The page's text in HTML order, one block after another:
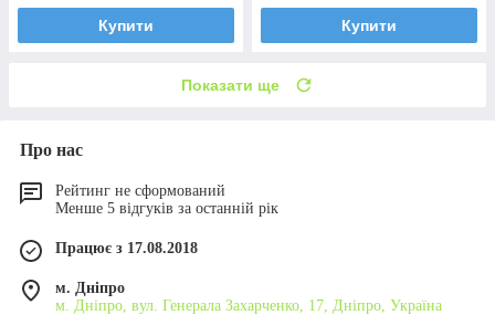
Купити Купити
Показати ще
Про нас
Рейтинг не сформований
Менше 5 відгуків за останній рік
Працює з 17.08.2018
м. Дніпро
м. Дніпро, вул. Генерала Захарченко, 17, Дніпро, Україна